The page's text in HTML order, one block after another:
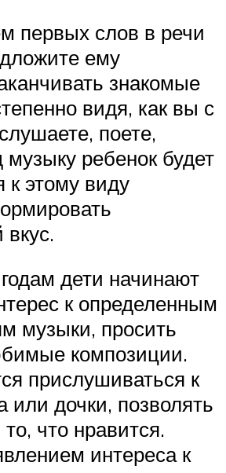
первых слов в речи
ему
знакомые
видя, как вы с
поете,
музыку ребенок будет
к этому виду
дети начинают
к определенным
музыки, просить
композиции.
прислушиваться к
дочки, позволять
что нравится.
интереса к